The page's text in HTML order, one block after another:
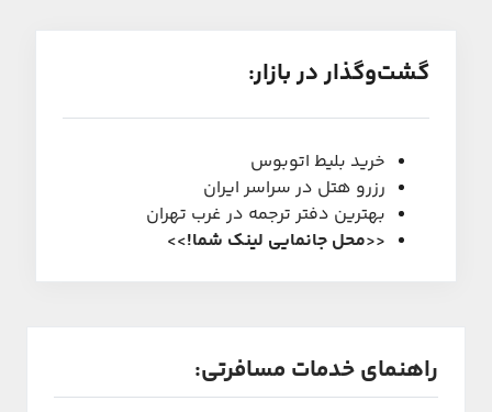
گشت‌و‌گذار در بازار:
خرید بلیط اتوبوس
رزرو هتل در سراسر ایران
بهترین دفتر ترجمه در غرب تهران
<<محل جانمایی لینک شما!
>>
راهنمای خدمات مسافرتی: